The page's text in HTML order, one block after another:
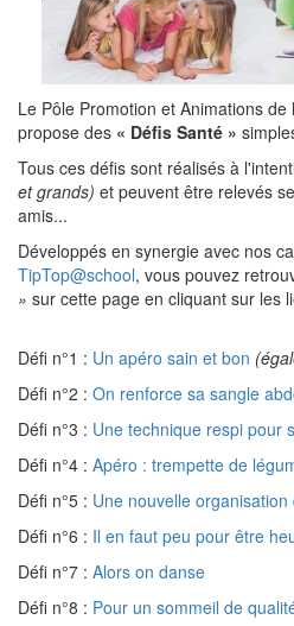
Le Pôle Promotion et Animations
propose des « Défis Santé »
Tous ces défis sont réalisés à
et grands) et peuvent être relevés
amis...
Développés en synergie avec nos
TipTop@school, vous pouvez
» sur cette page en cliquant sur les
Défi n°1 : Un apéro sain et bon
Défi n°2 : On renforce sa sangle
Défi n°3 : Une technique respi pour
Défi n°4 : Apéro : trempette de
Défi n°5 : Une nouvelle
Défi n°6 : Il en faut peu pour être
Défi n°7 : Alors on danse
Défi n°8 : Pour un sommeil de